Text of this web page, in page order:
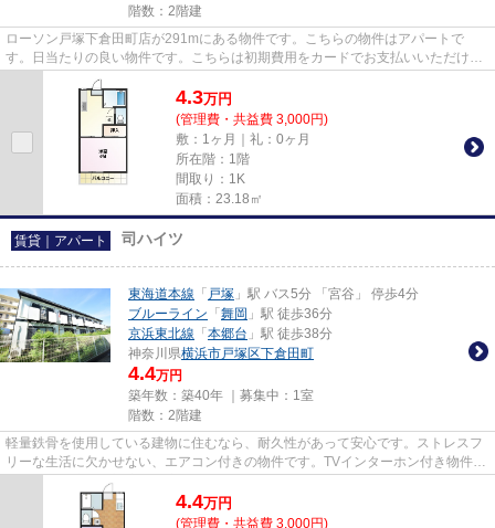
階数：2階建
ローソン戸塚下倉田町店が291mにある物件です。こちらの物件はアパートで
す。日当たりの良い物件です。こちらは初期費用をカードでお支払いいただける
物件なので、支払い手続きの手間...
4.3万円
(管理費・共益費 3,000円)
敷：1ヶ月｜礼：0ヶ月
所在階：1階
間取り：1K
面積：23.18㎡
賃貸｜アパート 司ハイツ
東海道本線 「 戸塚 」駅 バス5分 「宮谷」 停歩4分
ブルーライン 「 舞岡 」駅 徒歩36分
京浜東北線 「 本郷台 」駅 徒歩38分
神奈川県横浜市戸塚区下倉田町
4.4万円
築年数：築40年 ｜募集中： 1室
階数：2階建
軽量鉄骨を使用している建物に住むなら、耐久性があって安心です。ストレスフ
リーな生活に欠かせない、エアコン付きの物件です。TVインターホン付き物件な
ら、急な来訪者の対応も快適...
4.4万円
(管理費・共益費 3,000円)